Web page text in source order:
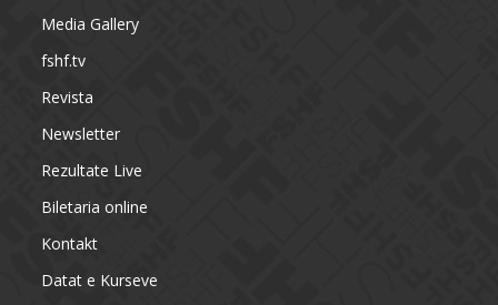
Media Gallery
fshf.tv
Revista
Newsletter
Rezultate Live
Biletaria online
Kontakt
Datat e Kurseve